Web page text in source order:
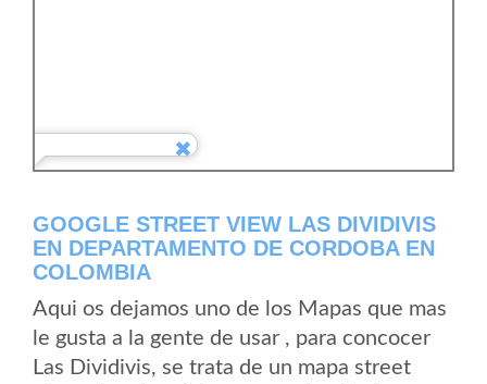
GOOGLE STREET VIEW LAS DIVIDIVIS
EN DEPARTAMENTO DE CORDOBA EN
COLOMBIA
Aqui os dejamos uno de los Mapas que mas
le gusta a la gente de usar , para concocer
Las Dividivis, se trata de un mapa street